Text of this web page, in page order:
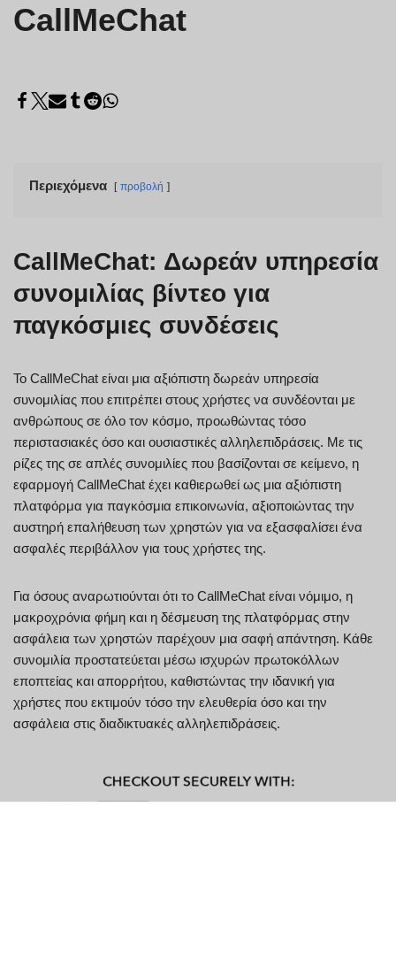
CallMeChat
Περιεχόμενα προβολή
CallMeChat: Δωρεάν υπηρεσία
συνομιλίας βίντεο για
παγκόσμιες συνδέσεις
Το CallMeChat είναι μια αξιόπιστη δωρεάν υπηρεσία
συνομιλίας που επιτρέπει στους χρήστες να συνδέονται με
ανθρώπους σε όλο τον κόσμο, προωθώντας τόσο
περιστασιακές όσο και ουσιαστικές αλληλεπιδράσεις. Με τις
ρίζες της σε απλές συνομιλίες που βασίζονται σε κείμενο, η
εφαρμογή CallMeChat έχει καθιερωθεί ως μια αξιόπιστη
πλατφόρμα για παγκόσμια επικοινωνία, αξιοποιώντας την
αυστηρή επαλήθευση των χρηστών για να εξασφαλίσει ένα
ασφαλές περιβάλλον για τους χρήστες της.
Για όσους αναρωτιούνται ότι το CallMeChat είναι νόμιμο, η
μακροχρόνια φήμη και η δέσμευση της πλατφόρμας στην
ασφάλεια των χρηστών παρέχουν μια σαφή απάντηση. Κάθε
συνομιλία προστατεύεται μέσω ισχυρών πρωτοκόλλων
εποπτείας και απορρήτου, καθιστώντας την ιδανική για
χρήστες που εκτιμούν τόσο την ελευθερία όσο και την
ασφάλεια στις διαδικτυακές αλληλεπιδράσεις.